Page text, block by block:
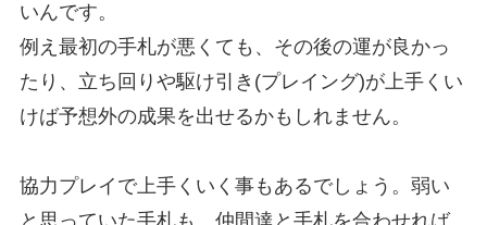
いんです。
例え最初の手札が悪くても、その後の運が良かっ
たり、立ち回りや駆け引き(プレイング)が上手くい
けば予想外の成果を出せるかもしれません。
協力プレイで上手くいく事もあるでしょう。弱い